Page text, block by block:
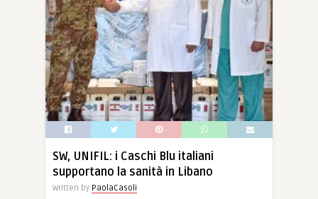
SW, UNIFIL: i Caschi Blu italiani
supportano la sanità in Libano
Written by PaolaCasoli